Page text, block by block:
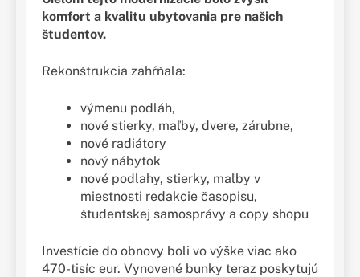
komfort a kvalitu ubytovania pre našich
študentov.
Rekonštrukcia zahŕňala:
výmenu podláh,
nové stierky, maľby, dvere, zárubne,
nové radiátory
nový nábytok
nové podlahy, stierky, maľby v
miestnosti redakcie časopisu,
študentskej samosprávy a copy shopu
Investície do obnovy boli vo výške viac ako
470-tisíc eur. Vynovené bunky teraz poskytujú